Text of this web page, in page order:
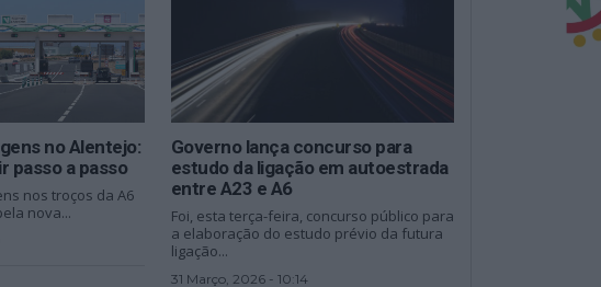
no Alentejo:
passo a passo
nos troços da A6
nova...
Governo lança concurso para
estudo da ligação em autoestrada
entre A23 e A6
Foi, esta terça-feira, concurso público para
a elaboração do estudo prévio da futura
ligação...
31 Março, 2026 - 10:14